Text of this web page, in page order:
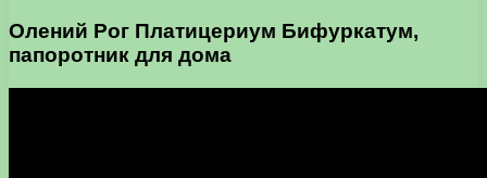
Олений Рог Платицериум Бифуркатум,
папоротник для дома